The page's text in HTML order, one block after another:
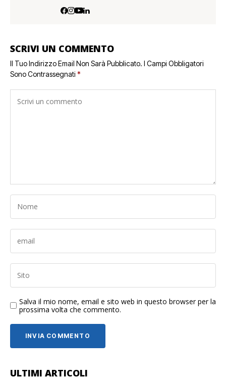
SCRIVI UN COMMENTO
Il Tuo Indirizzo Email Non Sarà Pubblicato. I Campi Obbligatori
Sono Contrassegnati *
Salva il mio nome, email e sito web in questo browser per la
prossima volta che commento.
ULTIMI ARTICOLI